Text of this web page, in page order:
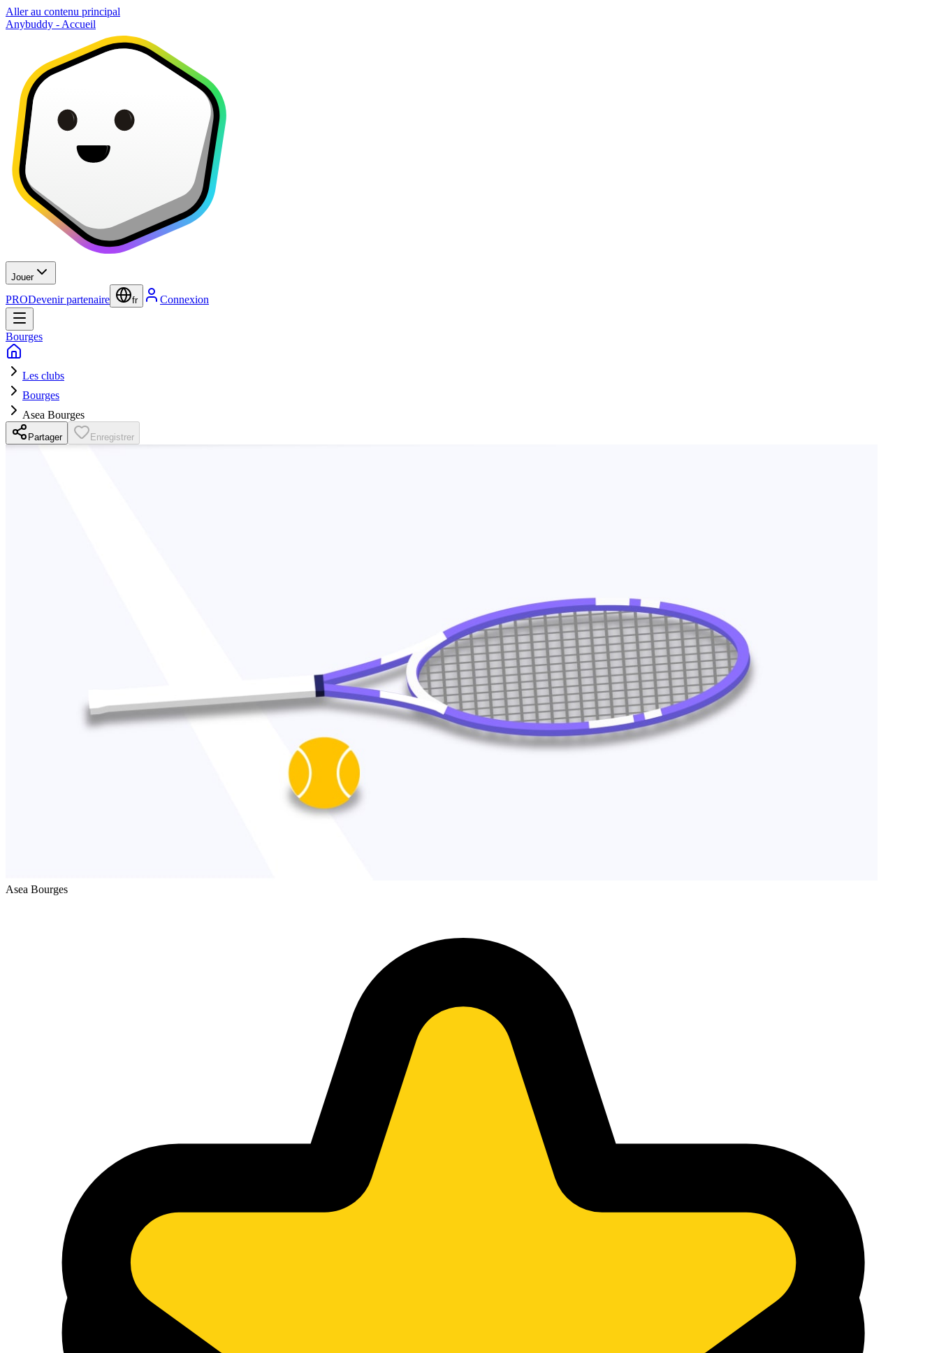
Aller au contenu principal
Anybuddy - Accueil
Jouer
PRODevenir partenaire fr Connexion
Bourges
Les clubs
Bourges
Asea Bourges
Partager Enregistrer
Asea Bourges